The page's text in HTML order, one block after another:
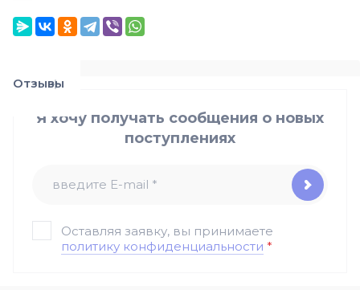
Отзывы
Я хочу получать сообщения о новых
поступлениях
Оставляя заявку, вы принимаете
политику конфиденциальности *